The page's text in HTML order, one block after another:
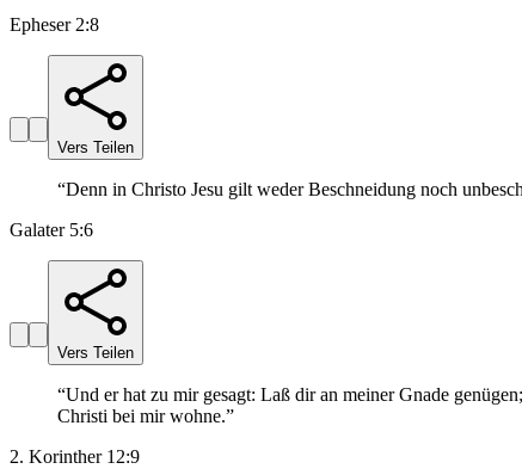
Epheser 2:8
Vers Teilen
“Denn in Christo Jesu gilt weder Beschneidung noch
Galater 5:6
Vers Teilen
“Und er hat zu mir gesagt: Laß dir an meiner Gnade
Christi bei mir wohne.”
2. Korinther 12:9